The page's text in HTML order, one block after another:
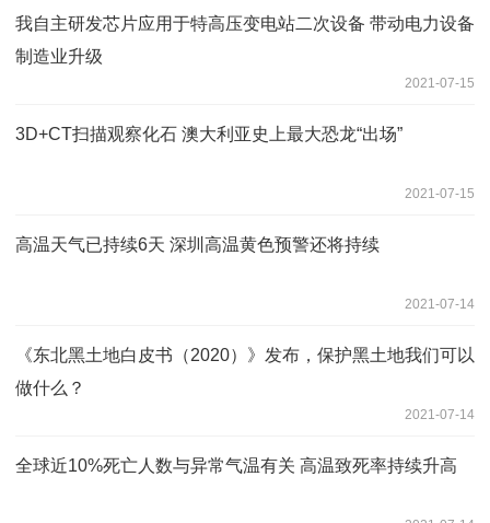
我自主研发芯片应用于特高压变电站二次设备 带动电力设备
制造业升级
2021-07-15
3D+CT扫描观察化石 澳大利亚史上最大恐龙“出场”
2021-07-15
高温天气已持续6天 深圳高温黄色预警还将持续
2021-07-14
《东北黑土地白皮书（2020）》发布，保护黑土地我们可以
做什么？
2021-07-14
全球近10%死亡人数与异常气温有关 高温致死率持续升高